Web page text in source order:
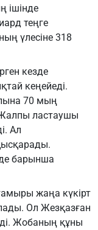
ішінде
теңге
үлесіне 318
кезде
кеңейеді.
70 мың
ластаушы
Ал
де барынша
жаңа күкірт
Ол Жезқазған
Жобаның құны